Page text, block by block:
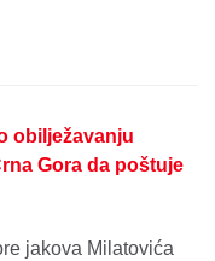
obilježavanju
Gora da poštuje
jakova Milatovića